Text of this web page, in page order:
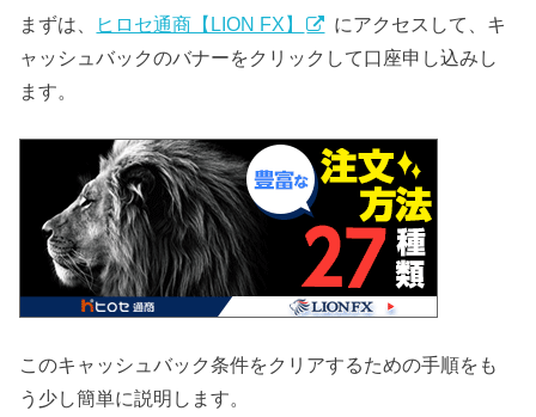
まずは、 ヒロセ通商【LION FX】
にアクセスして、キ
ャッシュバックのバナーをクリックして口座申し込みし
ます。
このキャッシュバック条件をクリアするための手順をも
う少し簡単に説明します。